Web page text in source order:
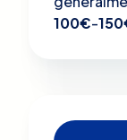
100€-